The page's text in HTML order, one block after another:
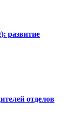
развитие
отделов